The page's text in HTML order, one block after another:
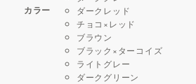
カラー
ダークレッド
チョコ×レッド
ブラウン
ブラック×ターコイズ
ライトグレー
ダークグリーン